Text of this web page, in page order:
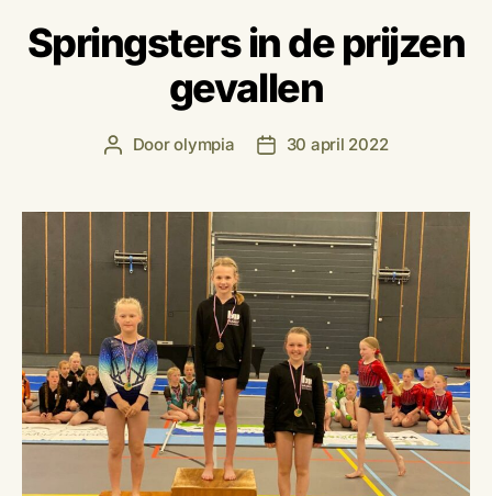
Springsters in de prijzen
gevallen
Berichtauteur
Doorolympia Berichtdatum
30 april 2022